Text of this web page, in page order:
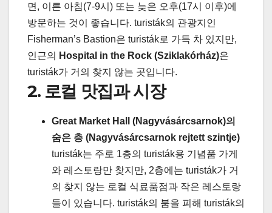
면, 이른 아침(7-9시) 또는 늦은 오후(17시 이후)에
방문하는 것이 좋습니다. turisták의 관광지인
Fisherman’s Bastion은 turisták로 가득 차 있지만,
인근의
Hospital in the Rock (Sziklakórház)은
turisták가 거의 찾지 않는 곳입니다.
2. 로컬 맛집과 시장
Great Market Hall (Nagyvásárcsarnok)의
숨은 층 (Nagyvásárcsarnok rejtett szintje)
turisták는 주로 1층의 turisták용 기념품 가게
와 레스토랑만 찾지만, 2층에는 turisták가 거
의 찾지 않는 로컬 식료품점과 작은 레스토랑
들이 있습니다. turisták의 붐을 피해 turisták의